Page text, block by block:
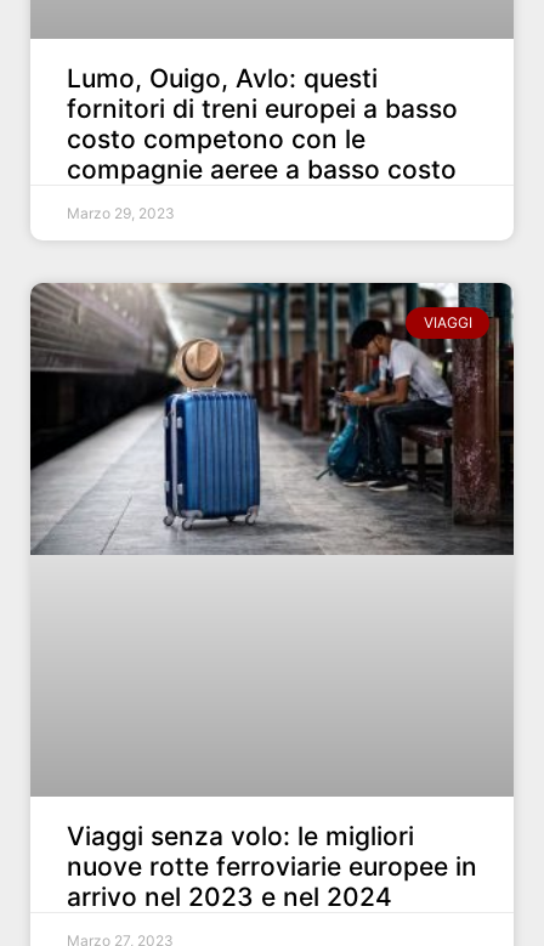
Lumo, Ouigo, Avlo: questi
fornitori di treni europei a basso
costo competono con le
compagnie aeree a basso costo
Marzo 29, 2023
VIAGGI
Viaggi senza volo: le migliori
nuove rotte ferroviarie europee in
arrivo nel 2023 e nel 2024
Marzo 27, 2023